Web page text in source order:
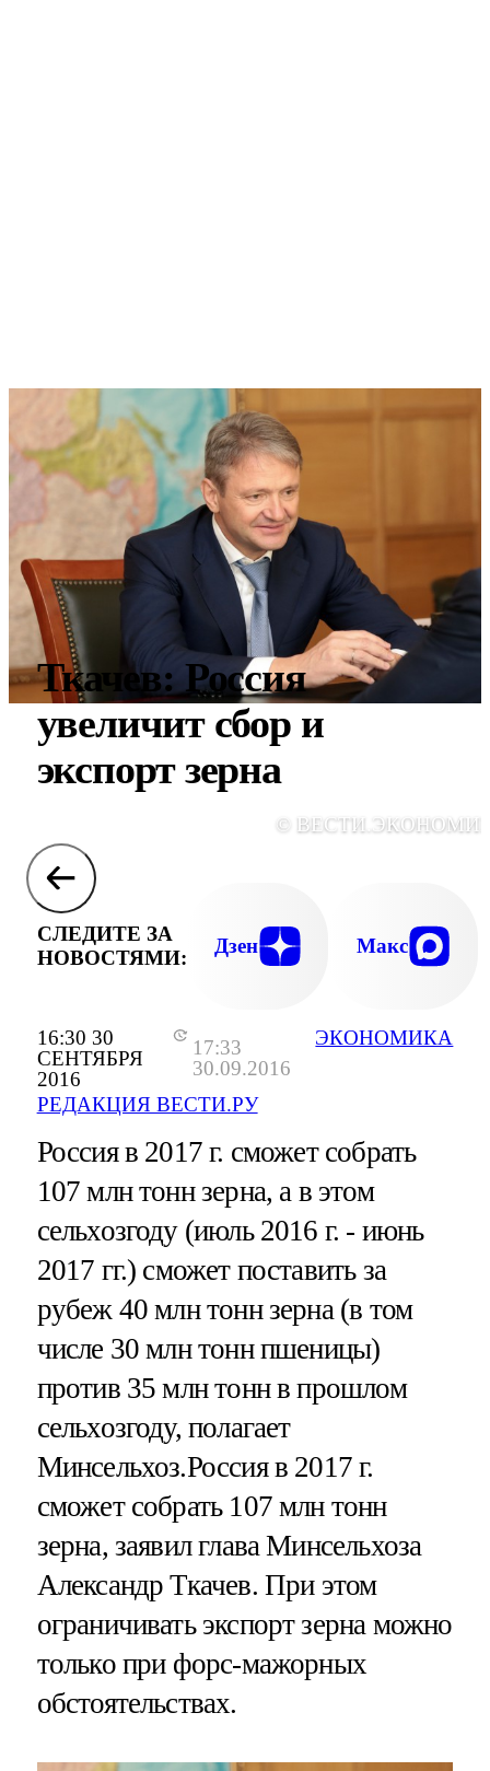
16:30 30
СЕНТЯБРЯ
2016
17:33
30.09.2016
РЕДАКЦИЯ ВЕСТИ.РУ
ЭКОНОМИКА
Ткачев: Россия
увеличит сбор и
экспорт зерна
©
СЛЕДИТЕ ЗА
НОВОСТЯМИ:
Дзен Макс
Россия в 2017 г. сможет собрать
107 млн тонн зерна, а в этом
сельхозгоду (июль 2016 г. - июнь
2017 гг.) сможет поставить за
рубеж 40 млн тонн зерна (в том
числе 30 млн тонн пшеницы)
против 35 млн тонн в прошлом
сельхозгоду, полагает
Минсельхоз.Россия в 2017 г.
сможет собрать 107 млн тонн
зерна, заявил глава Минсельхоза
Александр Ткачев. При этом
ограничивать экспорт зерна можно
только при форс-мажорных
обстоятельствах.